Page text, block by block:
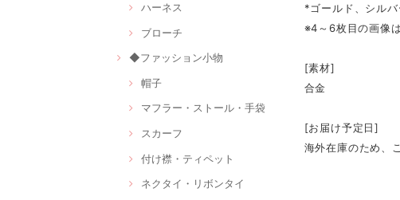
ハーネス
ブローチ
◆ファッション小物
帽子
マフラー・ストール・手袋
スカーフ
付け襟・ティペット
ネクタイ・リボンタイ
*ゴールド、シルバ
※4～6枚目の画像
[素材]
合金
[お届け予定日]
海外在庫のため、